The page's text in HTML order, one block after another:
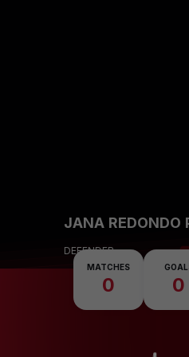
JANA REDONDO
DEFENDER
MATCHES
0 0